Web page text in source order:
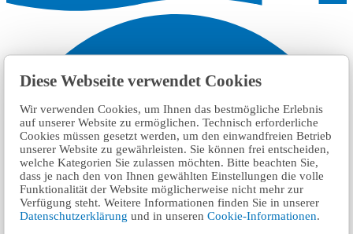
Diese Webseite verwendet Cookies
Wir verwenden Cookies, um Ihnen das bestmögliche Erlebnis
auf unserer Website zu ermöglichen. Technisch erforderliche
Cookies müssen gesetzt werden, um den einwandfreien Betrieb
unserer Website zu gewährleisten. Sie können frei entscheiden,
welche Kategorien Sie zulassen möchten. Bitte beachten Sie,
dass je nach den von Ihnen gewählten Einstellungen die volle
Funktionalität der Website möglicherweise nicht mehr zur
Verfügung steht. Weitere Informationen finden Sie in unserer
Datenschutzerklärungund in unserenCookie-Informationen.